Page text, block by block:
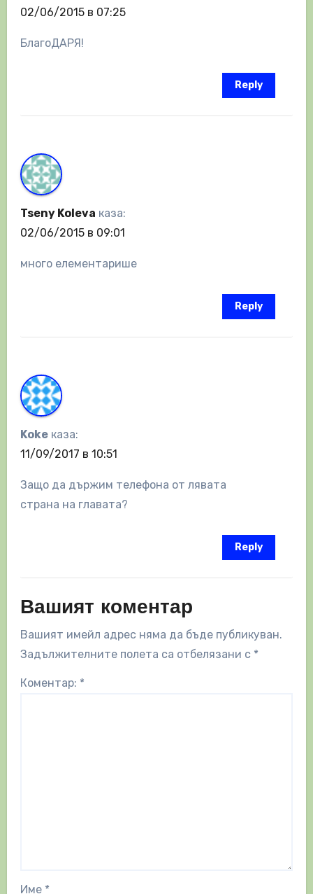
02/06/2015 в 07:25
БлагоДАРЯ!
Reply
Tseny Koleva каза:
02/06/2015 в 09:01
много елементарише
Reply
Koke каза:
11/09/2017 в 10:51
Защо да държим телефона от лявата
страна на главата?
Reply
Вашият коментар
Вашият имейл адрес няма да бъде публикуван.
Задължителните полета са отбелязани с *
Коментар: *
Име *